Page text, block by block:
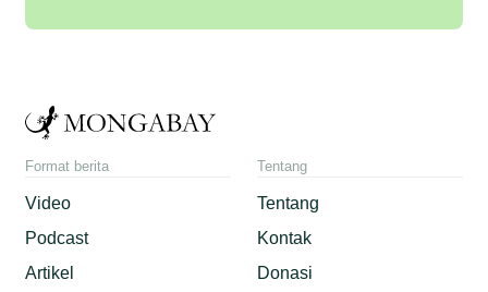
Format berita
Video
Podcast
Artikel
Tentang
Tentang
Kontak
Donasi